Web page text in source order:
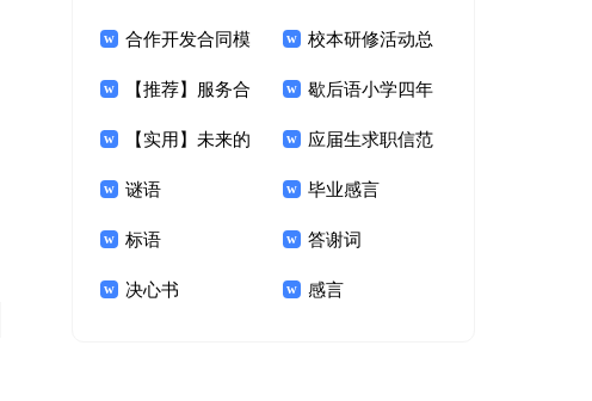
总结 案
合作开发合同模
板锦集五篇
校本研修活动总
结
【推荐】服务合
同范文汇总9篇
歇后语小学四年
级下册
【实用】未来的
想象作文9篇
应届生求职信范
文(集锦15篇)
谜语 毕业感言
标语 答谢词
决心书 感言